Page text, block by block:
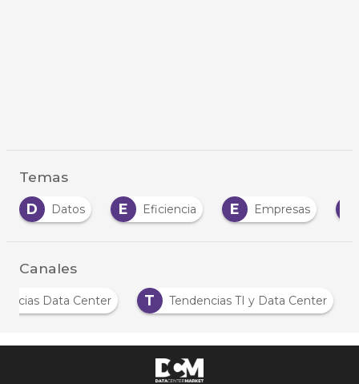
Temas
E
Eficiencia E Empresas E Estrategia
Canales
N
Noticias Data Center T Tendencias TI y Data